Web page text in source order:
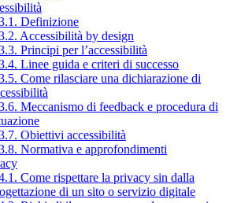
Definizione
Accessibilità by design
Principi per l’accessibilità
Linee guida e criteri di successo
Come rilasciare una dichiarazione di
Meccanismo di feedback e procedura di
Obiettivi accessibilità
Normativa e approfondimenti
Come rispettare la privacy sin dalla
di un sito o servizio digitale